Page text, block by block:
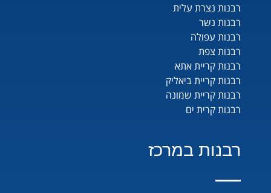
רבנות נצרת עלית
רבנות נשר
רבנות עפולה
רבנות צפת
רבנות קריית אתא
רבנות קריית ביאליק
רבנות קריית שמונה
רבנות קרית ים
רבנות במרכז